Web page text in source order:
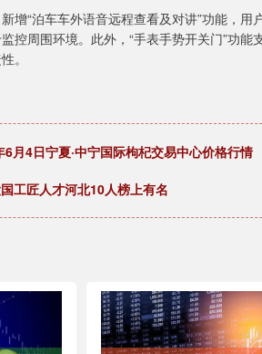
增“泊车车外语音远程查看及对讲”功能，
控周围环境。此外，“手表手势开关门”功
。
月4日宁夏·中宁国际枸杞交易中心价格行情
工匠人才河北10人榜上有名